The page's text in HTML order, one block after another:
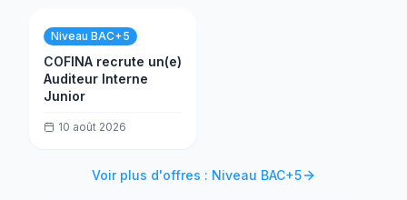
Niveau BAC+5
COFINA recrute un(e)
Auditeur Interne
Junior
10 août 2026
Voir plus d'offres : Niveau BAC+5